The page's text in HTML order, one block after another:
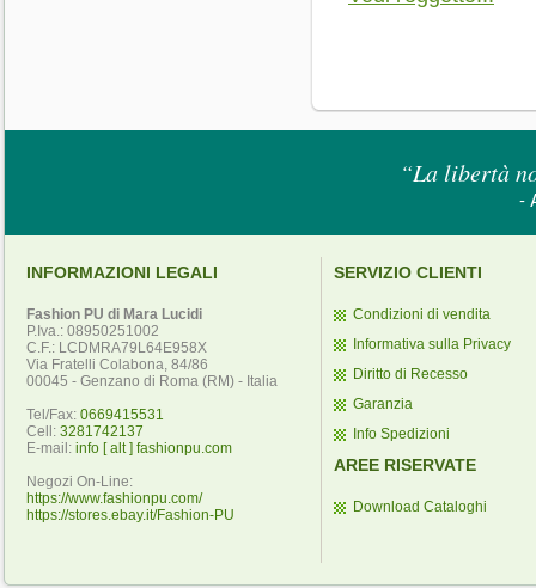
“La libertà
-
INFORMAZIONI LEGALI
Fashion PU di Mara Lucidi
P.Iva.: 08950251002
C.F.: LCDMRA79L64E958X
Via Fratelli Colabona, 84/86
00045 - Genzano di Roma (RM) - Italia
Tel/Fax: 0669415531
Cell: 3281742137
E-mail: info [ alt ] fashionpu.com
Negozi On-Line:
https://www.fashionpu.com/
https://stores.ebay.it/Fashion-PU
SERVIZIO CLIENTI
Condizioni di vendita
Informativa sulla Privacy
Diritto di Recesso
Garanzia
Info Spedizioni
AREE RISERVATE
Download Cataloghi